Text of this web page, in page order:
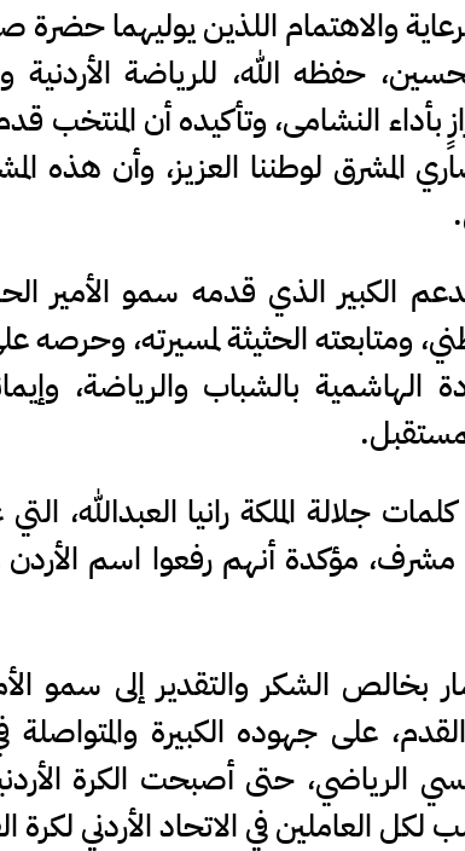
والاهتمام اللذين يوليهما حضرة
حفظه الله، للرياضة
بأداء النشامى، وتأكيده أن المنتخب
المشرق لوطننا العزيز، وأن هذه
الكبير الذي قدمه سمو الأمير
ومتابعته الحثيثة لمسيرته، وحرصه
الهاشمية بالشباب والرياضة،
جلالة الملكة رانيا العبدالله،
مؤكدة أنهم رفعوا اسم الأردن
بخالص الشكر والتقدير إلى سمو
القدم، على جهوده الكبيرة والمتواصلة
الرياضي، حتى أصبحت الكرة
لكل العاملين في الاتحاد الأردني لكرة